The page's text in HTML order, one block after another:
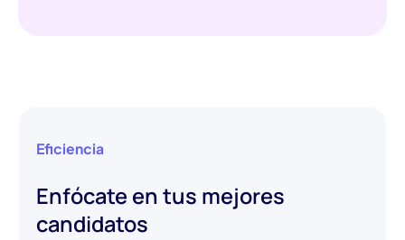
Eficiencia
Enfócate en tus mejores
candidatos